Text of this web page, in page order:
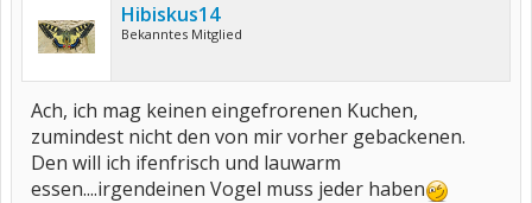
Hibiskus14
Bekanntes Mitglied
Ach, ich mag keinen eingefrorenen Kuchen,
zumindest nicht den von mir vorher gebackenen.
Den will ich ifenfrisch und lauwarm
essen....irgendeinen Vogel muss jeder haben